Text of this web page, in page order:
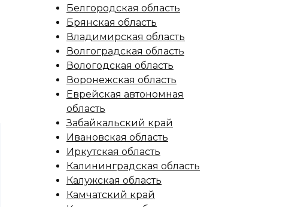
Белгородская область
Брянская область
Владимирская область
Волгоградская область
Вологодская область
Воронежская область
Еврейская автономная
область
Забайкальский край
Ивановская область
Иркутская область
Калининградская область
Калужская область
Камчатский край